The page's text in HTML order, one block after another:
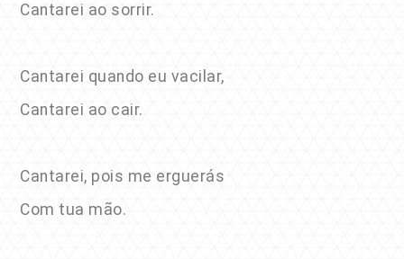
Cantarei ao sorrir.
Cantarei quando eu vacilar,
Cantarei ao cair.
Cantarei, pois me erguerás
Com tua mão.